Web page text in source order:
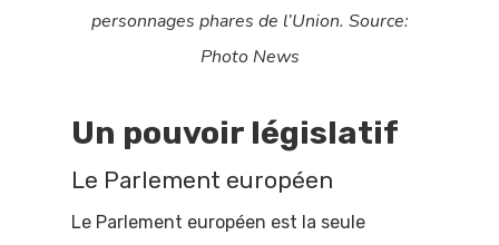
personnages phares de l’Union. Source:
Photo News
Un pouvoir législatif
Le Parlement européen
Le Parlement européen est la seule